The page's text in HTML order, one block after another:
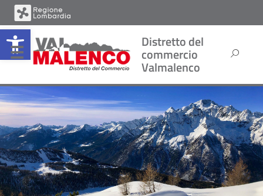
Open toolbar Distretto del
commercio
Valmalenco